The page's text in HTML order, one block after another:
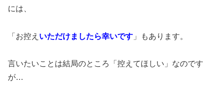
には、
「お控え いただけましたら幸いです 」もあります。
言いたいことは結局のところ「控えてほしい」なのです
が…